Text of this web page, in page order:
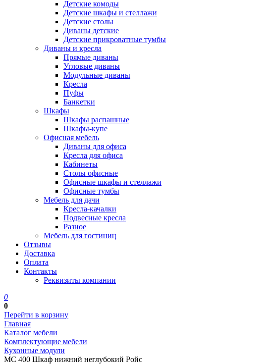
Детские комоды
Детские шкафы и стеллажи
Детские столы
Диваны детские
Детские прикроватные тумбы
Диваны и кресла
Прямые диваны
Угловые диваны
Модульные диваны
Кресла
Пуфы
Банкетки
Шкафы
Шкафы распашные
Шкафы-купе
Офисная мебель
Диваны для офиса
Кресла для офиса
Кабинеты
Столы офисные
Офисные шкафы и стеллажи
Офисные тумбы
Мебель для дачи
Кресла-качалки
Подвесные кресла
Разное
Мебель для гостиниц
Отзывы
Доставка
Оплата
Контакты
Реквизиты компании
0
0
Перейти в корзину
Главная
Каталог мебели
Комплектующие мебели
Кухонные модули
МС 400 Шкаф нижний неглубокий Ройс